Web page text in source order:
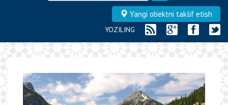
Yangi ob‘ektni taklif etish
YOZILING